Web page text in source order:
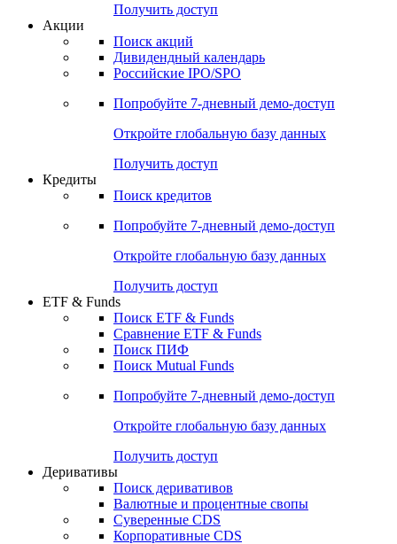
Получить доступ
Акции
Поиск акций
Дивидендный календарь
Российские IPO/SPO
Попробуйте 7-дневный демо-доступ
Откройте глобальную базу данных
Получить доступ
Кредиты
Поиск кредитов
Попробуйте 7-дневный демо-доступ
Откройте глобальную базу данных
Получить доступ
ETF & Funds
Поиск ETF & Funds
Сравнение ETF & Funds
Поиск ПИФ
Поиск Mutual Funds
Попробуйте 7-дневный демо-доступ
Откройте глобальную базу данных
Получить доступ
Деривативы
Поиск деривативов
Валютные и процентные свопы
Суверенные CDS
Корпоративные CDS